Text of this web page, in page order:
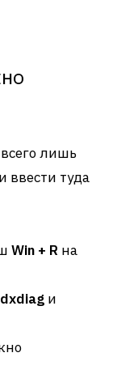
лишь
ввести туда
Win + R на
dxdiag и